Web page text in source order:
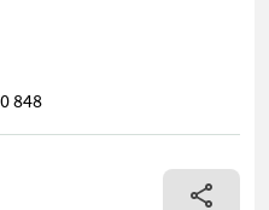
848
uns per WhatsApp oder